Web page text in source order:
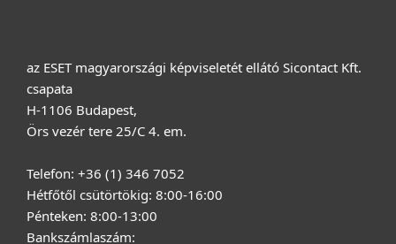
az ESET magyarországi képviseletét ellátó Sicontact Kft.
csapata
H-1106 Budapest,
Örs vezér tere 25/C 4. em.
Telefon: +36 (1) 346 7052
Hétfőtől csütörtökig: 8:00-16:00
Pénteken: 8:00-13:00
Bankszámlaszám: